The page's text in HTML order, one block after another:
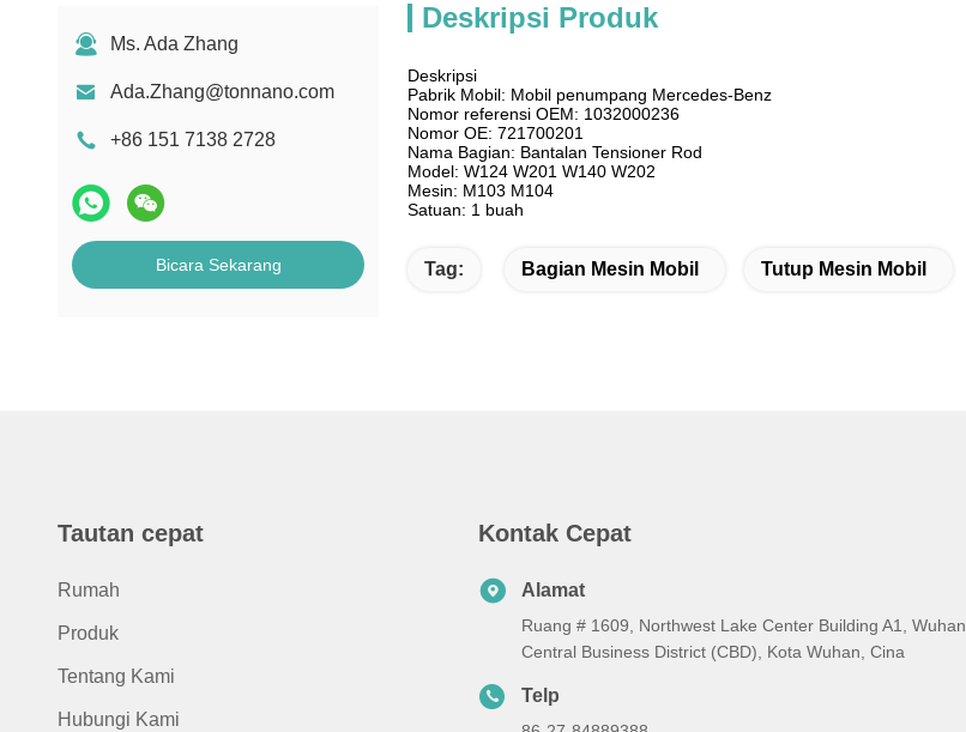
Ms. Ada Zhang
Ada.Zhang@tonnano.com
+86 151 7138 2728
Bicara Sekarang
Deskripsi Produk
Deskripsi
Pabrik Mobil: Mobil penumpang Mercedes-Benz
Nomor referensi OEM: 1032000236
Nomor OE: 721700201
Nama Bagian: Bantalan Tensioner Rod
Model: W124 W201 W140 W202
Mesin: M103 M104
Satuan: 1 buah
Tag: Bagian Mesin Mobil Tutup Mesin Mobil
Tautan cepat
Rumah
Produk
Tentang Kami
Hubungi Kami
Kontak Cepat
Alamat
Ruang # 1609, Northwest Lake Center Building A1, Wuhan
Central Business District (CBD), Kota Wuhan, Cina
Telp